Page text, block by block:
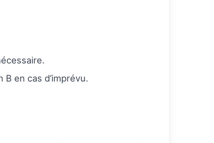
en cas d’imprévu.